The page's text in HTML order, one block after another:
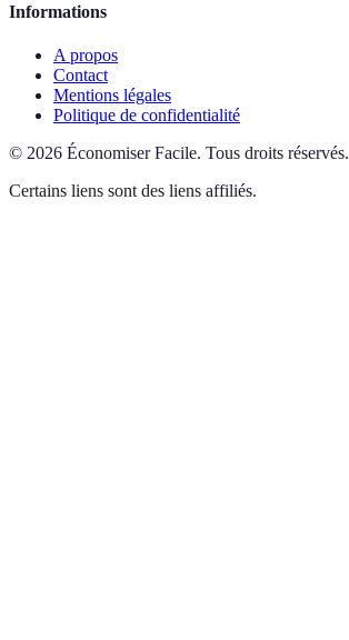
Informations
A propos
Contact
Mentions légales
Politique de confidentialité
© 2026 Économiser Facile. Tous droits réservés.
Certains liens sont des liens affiliés.